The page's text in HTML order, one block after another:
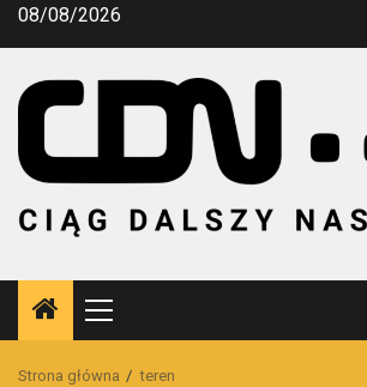
Przejdź
08/08/2026
Menu
główne
Strona główna teren